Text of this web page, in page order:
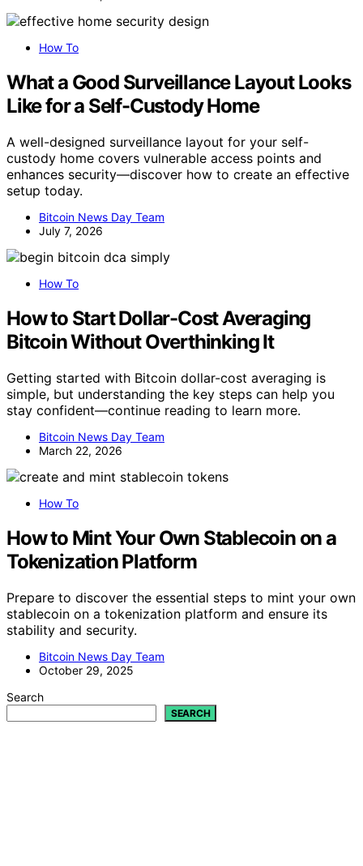
How To
What a Good Surveillance Layout Looks
Like for a Self-Custody Home
A well-designed surveillance layout for your self-
custody home covers vulnerable access points and
enhances security—discover how to create an effective
setup today.
Bitcoin News Day Team
July 7, 2026
How To
How to Start Dollar-Cost Averaging
Bitcoin Without Overthinking It
Getting started with Bitcoin dollar-cost averaging is
simple, but understanding the key steps can help you
stay confident—continue reading to learn more.
Bitcoin News Day Team
March 22, 2026
How To
How to Mint Your Own Stablecoin on a
Tokenization Platform
Prepare to discover the essential steps to mint your own
stablecoin on a tokenization platform and ensure its
stability and security.
Bitcoin News Day Team
October 29, 2025
Search
SEARCH